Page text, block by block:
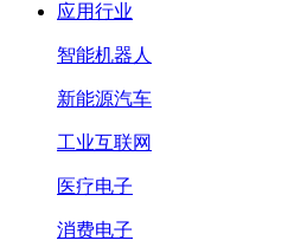
应用行业
智能机器人
新能源汽车
工业互联网
医疗电子
消费电子